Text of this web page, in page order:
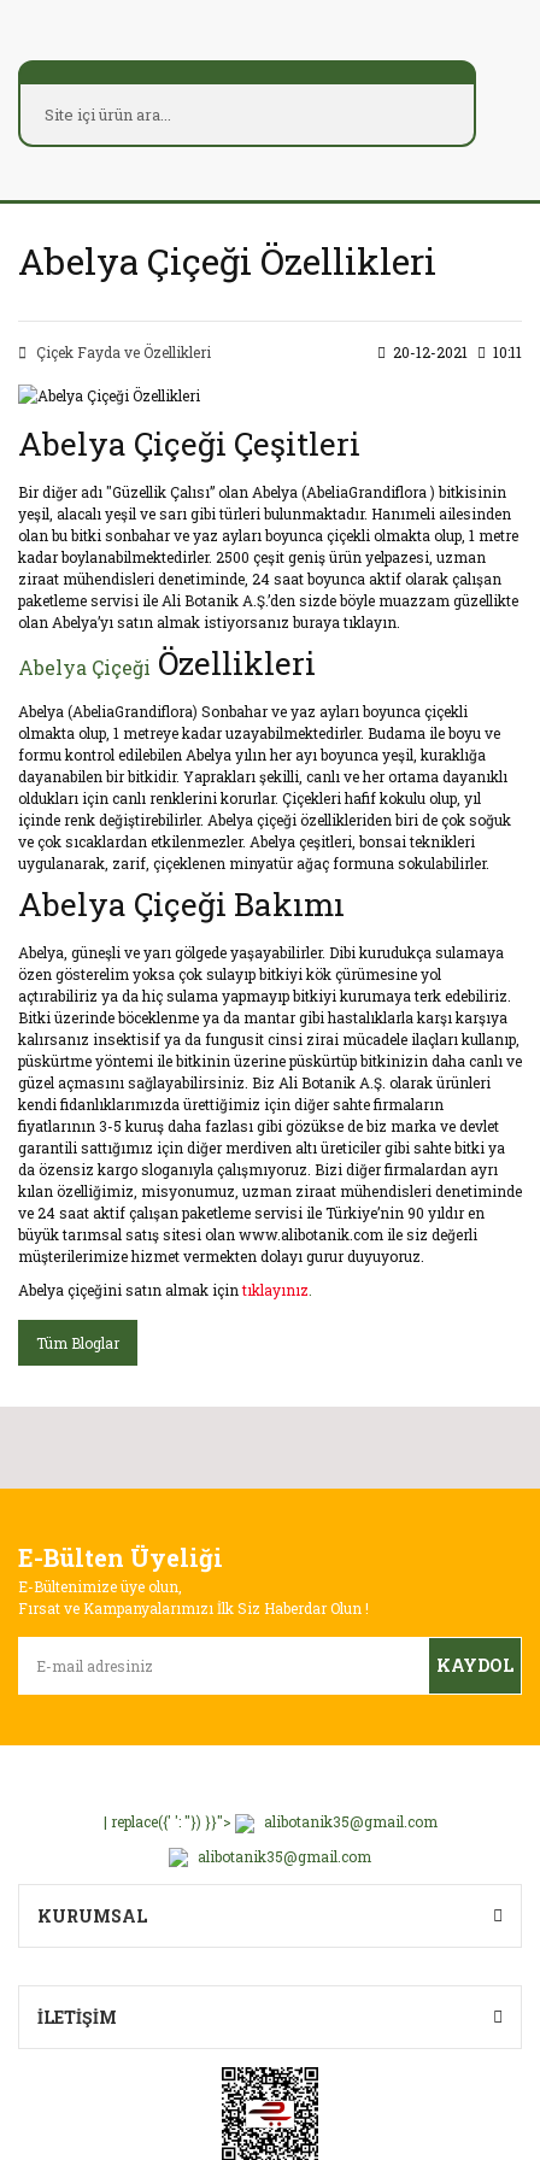
Abelya Çiçeği Özellikleri
Çiçek Fayda ve Özellikleri 20-12-2021 10:11
Abelya Çiçeği Çeşitleri
Bir diğer adı "Güzellik Çalısı” olan Abelya (AbeliaGrandiflora ) bitkisinin
yeşil, alacalı yeşil ve sarı gibi türleri bulunmaktadır. Hanımeli ailesinden
olan bu bitki sonbahar ve yaz ayları boyunca çiçekli olmakta olup, 1 metre
kadar boylanabilmektedirler. 2500 çeşit geniş ürün yelpazesi, uzman
ziraat mühendisleri denetiminde, 24 saat boyunca aktif olarak çalışan
paketleme servisi ile Ali Botanik A.Ş.’den sizde böyle muazzam güzellikte
olan Abelya’yı satın almak istiyorsanız buraya tıklayın.
Abelya Çiçeği Özellikleri
Abelya (AbeliaGrandiflora) Sonbahar ve yaz ayları boyunca çiçekli
olmakta olup, 1 metreye kadar uzayabilmektedirler. Budama ile boyu ve
formu kontrol edilebilen Abelya yılın her ayı boyunca yeşil, kuraklığa
dayanabilen bir bitkidir. Yaprakları şekilli, canlı ve her ortama dayanıklı
oldukları için canlı renklerini korurlar. Çiçekleri hafif kokulu olup, yıl
içinde renk değiştirebilirler. Abelya çiçeği özellikleriden biri de çok soğuk
ve çok sıcaklardan etkilenmezler. Abelya çeşitleri, bonsai teknikleri
uygulanarak, zarif, çiçeklenen minyatür ağaç formuna sokulabilirler.
Abelya Çiçeği Bakımı
Abelya, güneşli ve yarı gölgede yaşayabilirler. Dibi kurudukça sulamaya
özen gösterelim yoksa çok sulayıp bitkiyi kök çürümesine yol
açtırabiliriz ya da hiç sulama yapmayıp bitkiyi kurumaya terk edebiliriz.
Bitki üzerinde böceklenme ya da mantar gibi hastalıklarla karşı karşıya
kalırsanız insektisif ya da fungusit cinsi zirai mücadele ilaçları kullanıp,
püskürtme yöntemi ile bitkinin üzerine püskürtüp bitkinizin daha canlı ve
güzel açmasını sağlayabilirsiniz. Biz Ali Botanik A.Ş. olarak ürünleri
kendi fidanlıklarımızda ürettiğimiz için diğer sahte firmaların
fiyatlarının 3-5 kuruş daha fazlası gibi gözükse de biz marka ve devlet
garantili sattığımız için diğer merdiven altı üreticiler gibi sahte bitki ya
da özensiz kargo sloganıyla çalışmıyoruz. Bizi diğer firmalardan ayrı
kılan özelliğimiz, misyonumuz, uzman ziraat mühendisleri denetiminde
ve 24 saat aktif çalışan paketleme servisi ile Türkiye’nin 90 yıldır en
büyük tarımsal satış sitesi olan www.alibotanik.com ile siz değerli
müşterilerimize hizmet vermekten dolayı gurur duyuyoruz.
Abelya çiçeğini satın almak içintıklayınız
Tüm Bloglar
E-Bülten Üyeliği
E-Bültenimize üye olun,
Fırsat ve Kampanyalarımızı İlk Siz Haberdar Olun !
KAYDOL
| replace({' ': ''}) }}">
alibotanik35@gmail.com
alibotanik35@gmail.com
KURUMSAL
İLETİŞİM